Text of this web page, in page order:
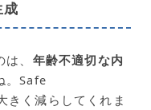
成
、 年齢不適切な内
。Safe
く減らしてくれま